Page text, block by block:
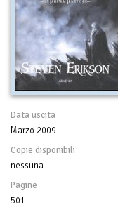
Data uscita
Marzo 2009
Copie disponibili
nessuna
Pagine
501